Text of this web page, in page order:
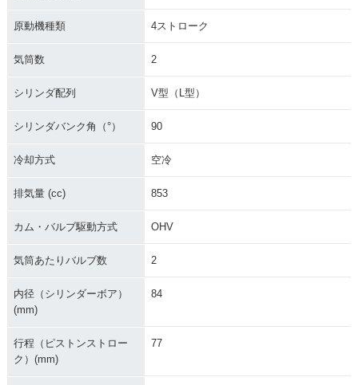
原動機種類 4ストローク
気筒数 2
シリンダ配列 V型（L型）
シリンダバンク角（°） 90
冷却方式 空冷
排気量 (cc) 853
カム・バルブ駆動方式 OHV
気筒あたりバルブ数 2
内径（シリンダーボア）
(mm)
84
行程（ピストンストロー
ク）(mm)
77